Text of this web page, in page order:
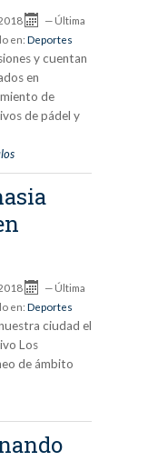
— Última
en: Deportes
y cuentan
en
de
de pádel y
— Última
en: Deportes
ciudad el
Los
de ámbito